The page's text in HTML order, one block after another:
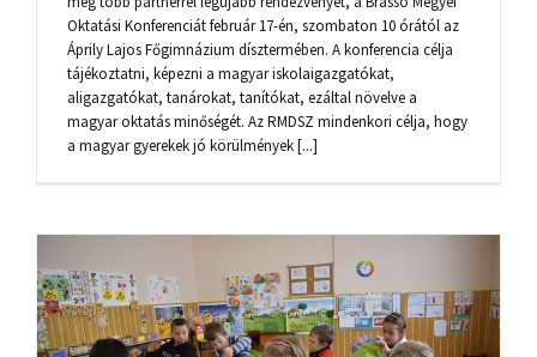
Oktatási Konferenciát február 17-én, szombaton 10 órától az
Áprily Lajos Főgimnázium dísztermében. A konferencia célja
tájékoztatni, képezni a magyar iskolaigazgatókat,
aligazgatókat, tanárokat, tanítókat, ezáltal növelve a
magyar oktatás minőségét. Az RMDSZ mindenkori célja, hogy
a magyar gyerekek jó körülmények [...]